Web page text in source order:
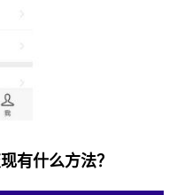
现有什么方法？